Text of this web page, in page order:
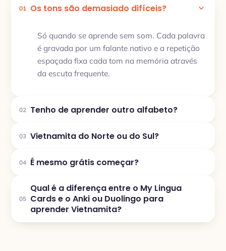
01 Os tons são demasiado difíceis?
Só quando se aprende sem som. Cada palavra
é gravada por um falante nativo e a repetição
espaçada fixa cada tom na memória através
da escuta frequente.
02 Tenho de aprender outro alfabeto?
03 Vietnamita do Norte ou do Sul?
04 É mesmo grátis começar?
05
Qual é a diferença entre o My Lingua
Cards e o Anki ou Duolingo para
aprender Vietnamita?